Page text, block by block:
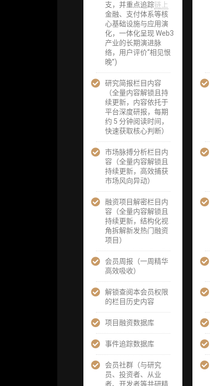
支，并重点追踪链上
金融、支付体系等核
心基础设施与应用演
化，一体化呈现 Web3
产业的长期演进脉
络，用户评价“相见恨
晚”)
研究简报栏目内容
（全量内容解锁且持
续更新，内容依托于
平台深度研报，每期
约 5 分钟阅读时间，
快速获取核心判断）
市场脉搏分析栏目内
容（全量内容解锁且
持续更新，高效捕获
市场风向异动）
融资项目解密栏目内
容（全量内容解锁且
持续更新，结构化视
角拆解新发热门融资
项目）
会员周报（一周精华
高效吸收）
解锁查阅本会员权限
的栏目历史内容
项目融资数据库
事件追踪数据库
会员社群（与研究
员、投资者、从业
者、开发者等共研精
机构增强研究
包（在每期研
报基础上，进
一步提供一页
纸格局图、机
构视角附录、
结构化数据集
与定向持续追
踪数据库，将
研报内容沉淀
为可复用、可
复核、可持续
追踪的机构级
研究资产）
定制化研究服
务（1次，课
题/选题经审
核通过后，由
业内享有盛誉
的研究团队为
你开展专项研
究，并交付一
份完整研究报
告）
重点研究方向
前瞻栏目（获
项目及研究方
向预告，提前
了解核心观察
究计划）
提前获取研报
权（ 3 次，官
方发布研报预
告后可根据请
机构
包（
报基
一步
纸格
构视
结构化
与定
踪数
研报
为可
复核
追踪
研究
定制
务（1
题/选
核通
业内
的研
你开
究，
份完
重点
前瞻
项目
向预
了解
变量与
究计
提前
权（
方发
告后